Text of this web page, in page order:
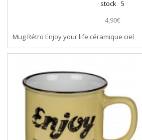
stock 5
4,90€
Mug Rétro Enjoy your life céramique ciel